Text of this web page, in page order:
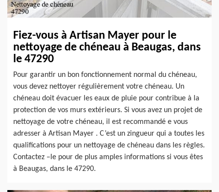
Fiez-vous à Artisan Mayer pour le
nettoyage de chéneau à Beaugas, dans
le 47290
Pour garantir un bon fonctionnement normal du chéneau,
vous devez nettoyer régulièrement votre chéneau. Un
chéneau doit évacuer les eaux de pluie pour contribue à la
protection de vos murs extérieurs. Si vous avez un projet de
nettoyage de votre chéneau, il est recommandé e vous
adresser à Artisan Mayer . C’est un zingueur qui a toutes les
qualifications pour un nettoyage de chéneau dans les règles.
Contactez –le pour de plus amples informations si vous êtes
à Beaugas, dans le 47290.